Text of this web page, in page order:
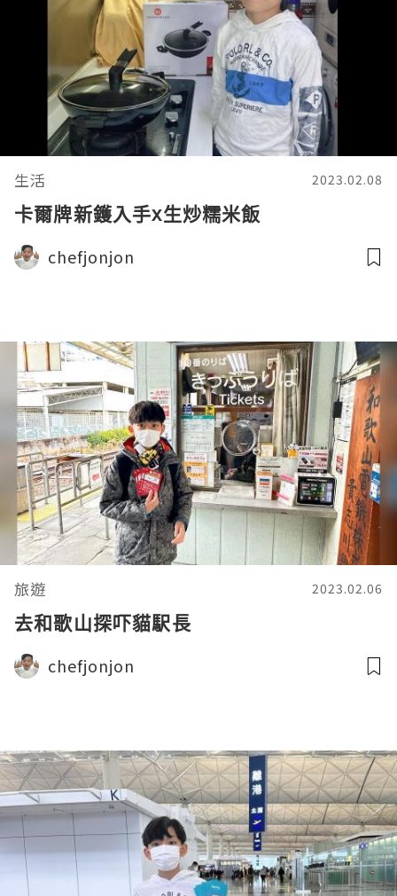
生活 2023.02.08
卡爾牌新鑊入手x生炒糯米飯
chefjonjon
旅遊 2023.02.06
去和歌山探吓貓駅長
chefjonjon